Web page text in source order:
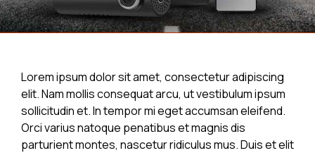
Lorem ipsum dolor sit amet, consectetur adipiscing
elit. Nam mollis consequat arcu, ut vestibulum ipsum
sollicitudin et. In tempor mi eget accumsan eleifend.
Orci varius natoque penatibus et magnis dis
parturient montes, nascetur ridiculus mus. Duis et elit